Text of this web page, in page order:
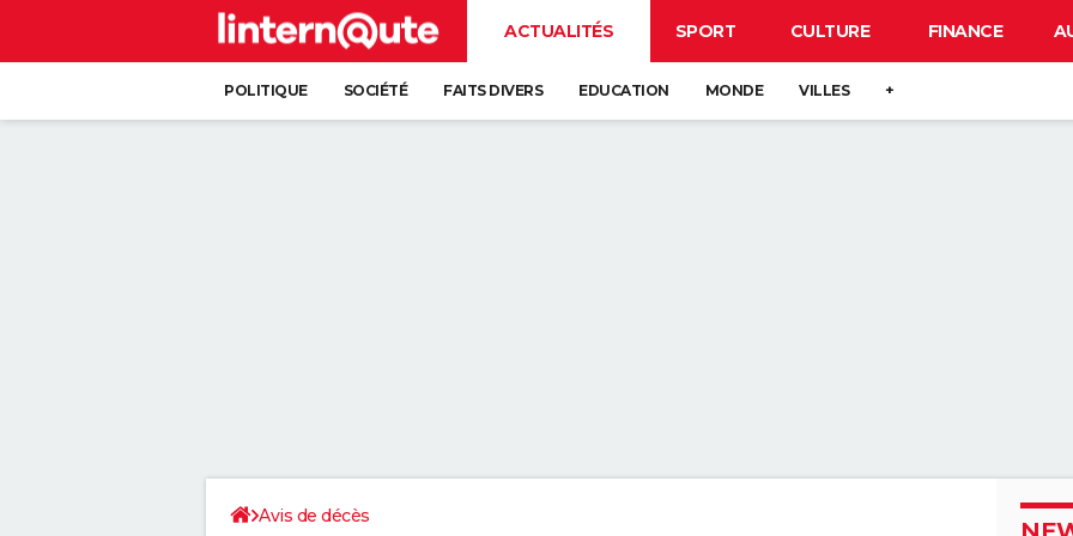
ACTUALITÉS SPORT CULTURE FINANCE
POLITIQUE SOCIÉTÉ FAITS DIVERS EDUCATION MONDE VILLES +
Avis de décès